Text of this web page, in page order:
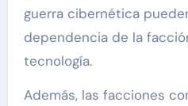
guerra cibernética
dependencia de la
tecnología.
Además, las facciones